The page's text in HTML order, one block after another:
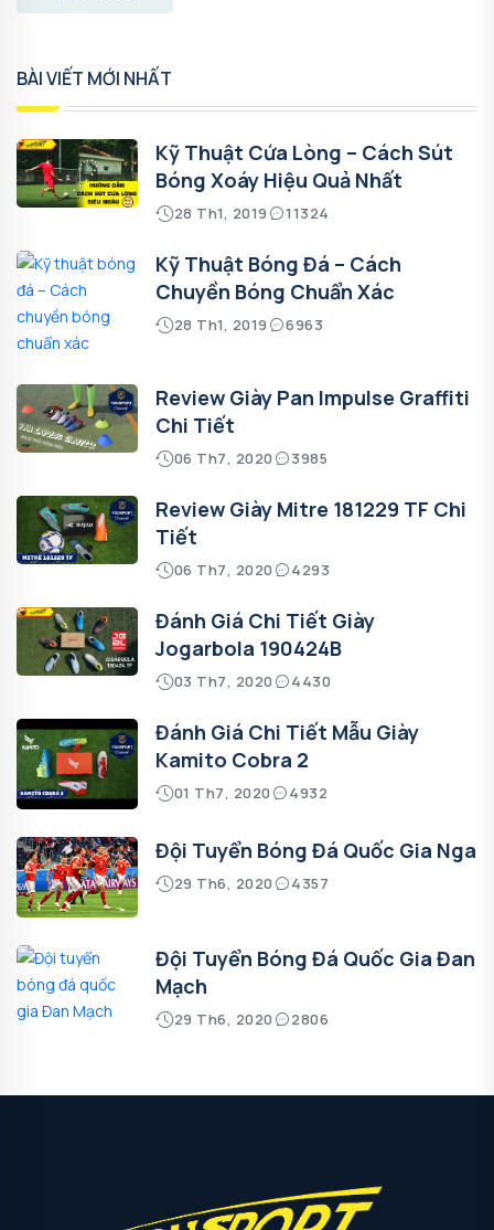
BÀI VIẾT MỚI NHẤT
Kỹ Thuật Cứa Lòng – Cách Sút
Bóng Xoáy Hiệu Quả Nhất
28 Th1, 2019 11324
Kỹ Thuật Bóng Đá – Cách
Chuyền Bóng Chuẩn Xác
28 Th1, 2019 6963
Review Giày Pan Impulse Graffiti
Chi Tiết
06 Th7, 2020 3985
Review Giày Mitre 181229 TF Chi
Tiết
06 Th7, 2020 4293
Đánh Giá Chi Tiết Giày
Jogarbola 190424B
03 Th7, 2020 4430
Đánh Giá Chi Tiết Mẫu Giày
Kamito Cobra 2
01 Th7, 2020 4932
Đội Tuyển Bóng Đá Quốc Gia Nga
29 Th6, 2020 4357
Đội Tuyển Bóng Đá Quốc Gia Đan
Mạch
29 Th6, 2020 2806